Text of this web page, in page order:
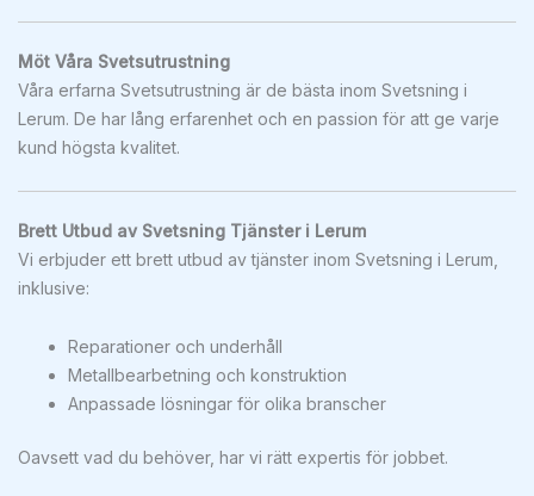
Möt Våra Svetsutrustning
Våra erfarna Svetsutrustning är de bästa inom Svetsning i
Lerum. De har lång erfarenhet och en passion för att ge varje
kund högsta kvalitet.
Brett Utbud av Svetsning Tjänster i Lerum
Vi erbjuder ett brett utbud av tjänster inom Svetsning i Lerum,
inklusive:
Reparationer och underhåll
Metallbearbetning och konstruktion
Anpassade lösningar för olika branscher
Oavsett vad du behöver, har vi rätt expertis för jobbet.